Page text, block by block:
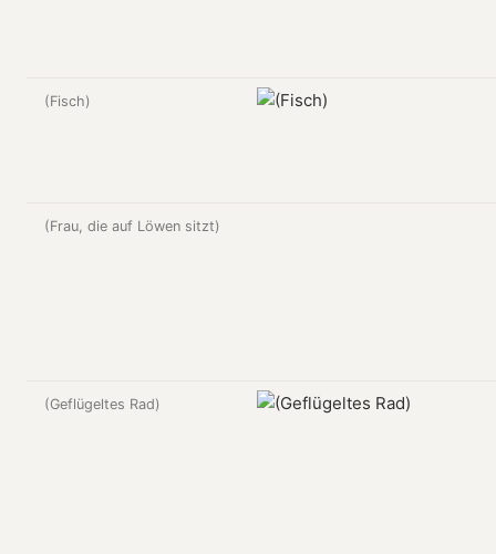
(Fisch)
(Frau, die auf Löwen sitzt)
(Geflügeltes Rad)